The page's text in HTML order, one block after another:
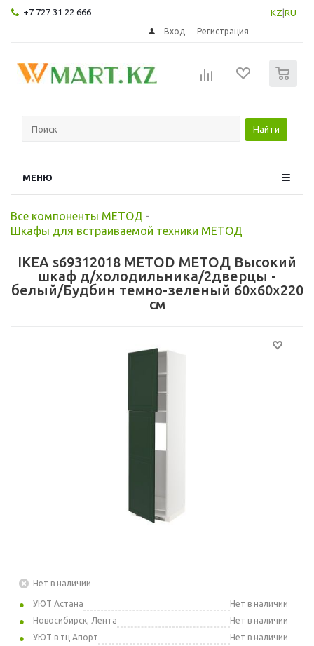
+7 727 31 22 666 KZ RU
Вход Регистрация
Найти
МЕНЮ
Все компоненты МЕТОД -
Шкафы для встраиваемой техники МЕТОД
IKEA s69312018 METOD МЕТОД Высокий
шкаф д/холодильника/2дверцы -
белый/Будбин темно-зеленый 60x60x220
см
Нет в наличии
УЮТ Астана
Нет в наличии
Новосибирск, Лента
Нет в наличии
УЮТ в тц Апорт
Нет в наличии